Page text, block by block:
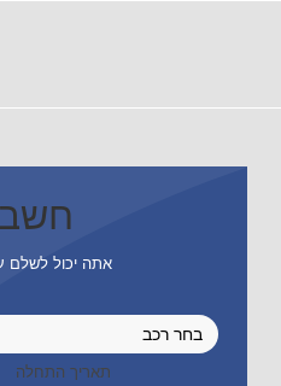
אתה יכול לשלם עבור
תאריך התחלה